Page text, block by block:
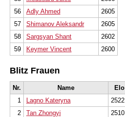
56
Adly Ahmed
2605
57
Shimanov Aleksandr
2605
58
Sargsyan Shant
2602
59
Keymer Vincent 2600
Blitz Frauen
Nr. Name
Elo
1
Lagno Kateryna
2522
2
Tan Zhongyi
2510